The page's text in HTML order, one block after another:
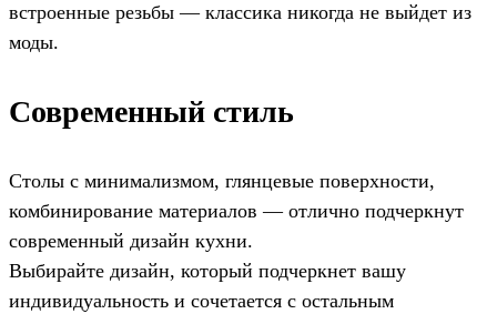
встроенные резьбы — классика никогда не выйдет из
моды.
Современный стиль
Столы с минимализмом, глянцевые поверхности,
комбинирование материалов — отлично подчеркнут
современный дизайн кухни.
Выбирайте дизайн, который подчеркнет вашу
индивидуальность и сочетается с остальным